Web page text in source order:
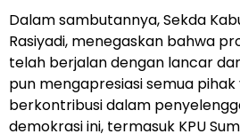
Dalam sambutannya, Sekda
Rasiyadi, menegaskan bahwa
telah berjalan dengan lancar
pun mengapresiasi semua
berkontribusi dalam
demokrasi ini, termasuk KPU